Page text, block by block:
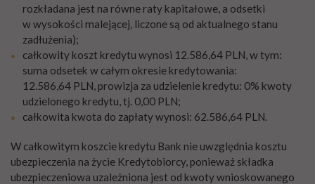
rozkładana jest na równe raty kapitałowe, a odsetki
w wysokości malejącej, liczone są od aktualnego stanu
zadłużenia);
całkowity koszt kredytu wynosi 12.586,64 PLN, w tym:
suma odsetek w całym okresie kredytowania:
12.586,64 PLN, prowizja za udzielenie kredytu: 0% kwoty
udzielonego kredytu, tj. 0,00 PLN;
całkowita kwota do zapłaty wynosi: 62.586,64 PLN.
W całkowitym koszcie kredytu Bank nie uwzględnia kosztu
ubezpieczenia na życie Kredytobiorcy, ponieważ składka
ubezpieczeniowa uzależniona jest od kwoty wnioskowanego